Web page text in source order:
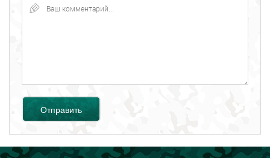
Отправить